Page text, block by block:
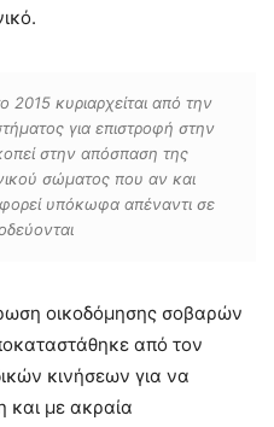
2015 κυριαρχείται από την
για επιστροφή στην
στην απόσπαση της
σώματος που αν και
υπόκωφα απέναντι σε
οικοδόμησης σοβαρών
από τον
κινήσεων για να
και με ακραία